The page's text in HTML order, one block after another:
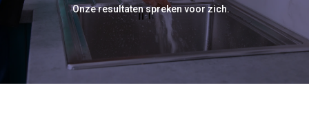
Onze resultaten spreken voor zich.